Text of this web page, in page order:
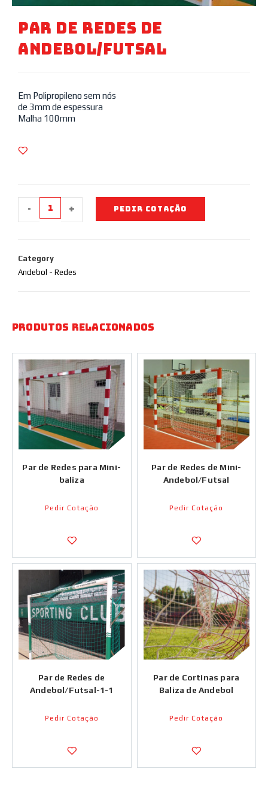
Par De Redes De
Andebol/Futsal
Em Polipropileno sem nós
de 3mm de espessura
Malha 100mm
- + PEDIR COTAÇÃO
Category
Andebol - Redes
Produtos Relacionados
Par de Redes para Mini-
baliza
Pedir Cotação
Par de Redes de Mini-
Andebol/Futsal
Pedir Cotação
Par de Redes de
Andebol/Futsal-1-1
Pedir Cotação
Par de Cortinas para
Baliza de Andebol
Pedir Cotação